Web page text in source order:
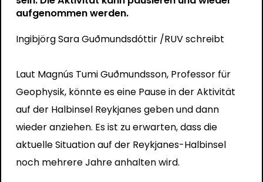
aufgenommen werden.
Ingibjörg Sara Guðmundsdóttir/RUV schreibt
Laut Magnús Tumi Guðmundsson, Professor für
Geophysik, könnte es eine Pause in der Aktivität
auf der Halbinsel Reykjanes geben und dann
wieder anziehen. Es ist zu erwarten, dass die
aktuelle Situation auf der Reykjanes-Halbinsel
noch mehrere Jahre anhalten wird.